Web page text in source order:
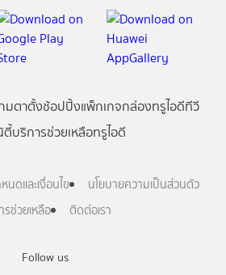
Follow us
มตาตั้งช้อปปิ้งแพ็กเกจกล่องทรูไอดีทีวี
ตี้บริการช่วยเหลือทรูไอดี
นดและเงื่อนไข
นโยบายความเป็นส่วนตัว
รช่วยเหลือ
ติดต่อเรา